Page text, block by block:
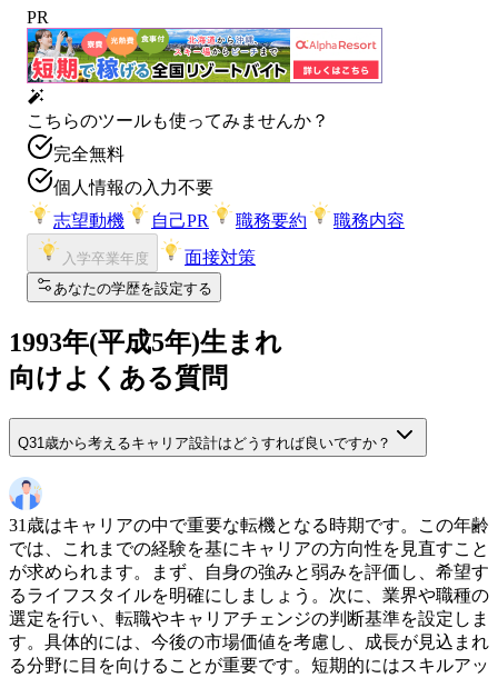
PR
こちらのツールも使ってみませんか？
完全無料
個人情報の入力不要
志望動機
自己PR 職務要約 職務内容
入学卒業年度 面接対策
あなたの学歴を設定する
1993年(平成5年)生まれ
向けよくある質問
Q31歳から考えるキャリア設計はどうすれば良いですか？
31歳はキャリアの中で重要な転機となる時期です。この年齢
では、これまでの経験を基にキャリアの方向性を見直すこと
が求められます。まず、自身の強みと弱みを評価し、希望す
るライフスタイルを明確にしましょう。次に、業界や職種の
選定を行い、転職やキャリアチェンジの判断基準を設定しま
す。具体的には、今後の市場価値を考慮し、成長が見込まれ
る分野に目を向けることが重要です。短期的にはスキルアッ